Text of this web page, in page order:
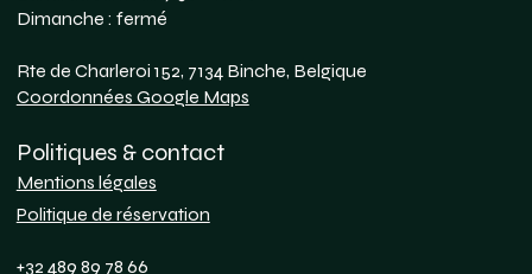
Dimanche : fermé
Rte de Charleroi 152, 7134 Binche, Belgique
Coordonnées Google Maps
Politiques & contact
Mentions légales
Politique de réservation
+32 489 89 78 66